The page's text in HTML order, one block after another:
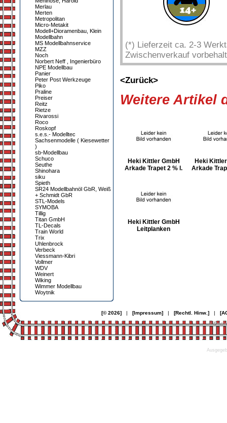
Merlau
Merten
Metropolitan
Micro-Metakit
Modell+Dioramenbau, Klein
Modellbahn
MS Modellbahnservice
MZZ
Noch
Norbert Neff , Ingenierbüro
NPE Modellbau
Panier
Peter Post Werkzeuge
Piko
Praline
Preiser
Reitz
Rietze
Rivarossi
Roco
Roskopf
s.e.s.- Modelltec
Sachsenmodelle ( Kiesewetter
)
sb-Modellbau
Schuco
Seuthe
Shinohara
siku
Spieth
SR24 Modellbahnöl GbR, Weiß
+ Schmidt GbR
STL-Models
SYMOBA
Tillig
Titan GmbH
TL-Decals
Train World
Trix
Uhlenbrock
Verbeck
Viessmann-Kibri
Vollmer
WDV
Weinert
Wiking
Wimmer Modellbau
Woytnik
(*) Lieferzeit ca. 2-3
Zwischenverkauf
<Zurück>
Weitere Artikel
Heki Kittler GmbH
Arkade Trapet 2 % l.
Heki
Arkade
Heki Kittler GmbH
Leitplanken
[© 2026]| [Impressum]| [Rechtl. Hinw.]|
©